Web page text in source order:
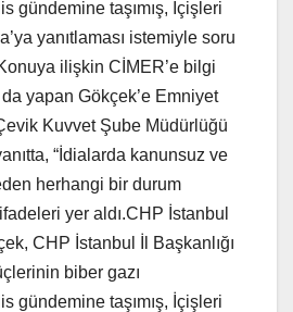
gündemine taşımış, İçişleri
yanıtlaması istemiyle soru
ilişkin CİMER’e bilgi
yapan Gökçek’e Emniyet
Kuvvet Şube Müdürlüğü
“İdialarda kanunsuz ve
herhangi bir durum
yer aldı.CHP İstanbul
CHP İstanbul İl Başkanlığı
biber gazı
gündemine taşımış, İçişleri